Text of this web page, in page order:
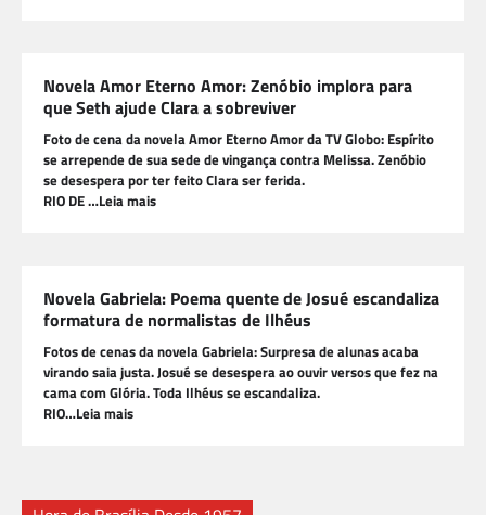
Novela Amor Eterno Amor: Zenóbio implora para
que Seth ajude Clara a sobreviver
Foto de cena da novela Amor Eterno Amor da TV Globo: Espírito
se arrepende de sua sede de vingança contra Melissa. Zenóbio
se desespera por ter feito Clara ser ferida.
RIO DE …Leia mais
Novela Gabriela: Poema quente de Josué escandaliza
formatura de normalistas de Ilhéus
Fotos de cenas da novela Gabriela: Surpresa de alunas acaba
virando saia justa. Josué se desespera ao ouvir versos que fez na
cama com Glória. Toda Ilhéus se escandaliza.
RIO…Leia mais